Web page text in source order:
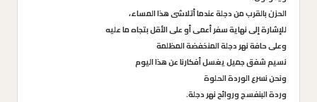
الحزن بالقرب من دجلة عندما أتلاشى هذا المساء،
للإشارة إلى نهاية سفر أعمى أو على الأقل بتجاه ما عليه
وعلى حافة نهر دجلة المنخفضة المظلمة
نسيم شفق جميل يغسل أفكارنا عن هذا اليوم
ونحن نسرع الوردة الحلوة
وردة البنفسج وروائح نهر دجلة.